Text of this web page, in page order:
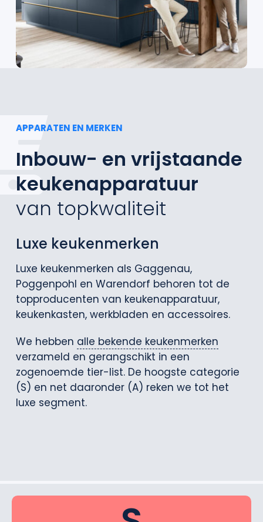
APPARATEN EN MERKEN
Inbouw- en vrijstaande
keukenapparatuur
van topkwaliteit
Luxe keukenmerken
Luxe keukenmerken als Gaggenau,
Poggenpohl en Warendorf behoren tot de
topproducenten van keukenapparatuur,
keukenkasten, werkbladen en accessoires.
We hebben alle bekende keukenmerken
verzameld en gerangschikt in een
zogenoemde tier-list. De hoogste categorie
(S) en net daaronder (A) reken we tot het
luxe segment.